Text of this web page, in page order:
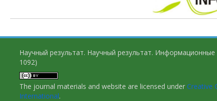
Научный результат. Научный результат. Информационные
1092)
The journal materials and website are licensed under Creative
International.